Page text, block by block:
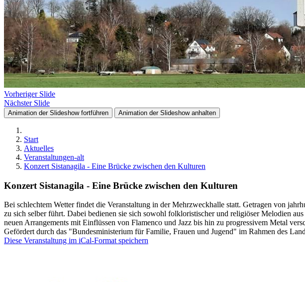
Vorheriger Slide
Nächster Slide
Animation der Slideshow fortführen Animation der Slideshow anhalten
Start
Aktuelles
Veranstaltungen-alt
Konzert Sistanagila - Eine Brücke zwischen den Kulturen
Konzert Sistanagila - Eine Brücke zwischen den Kulturen
Bei schlechtem Wetter findet die Veranstaltung in der Mehrzweckhalle statt. Getragen von
zu sich selber führt. Dabei bedienen sie sich sowohl folkloristischer und religiöser Melodien
neuen Arrangements mit Einflüssen von Flamenco und Jazz bis hin zu progressivem Metal
Gefördert durch das "Bundesministerium für Familie, Frauen und Jugend" im Rahmen des
Diese Veranstaltung im iCal-Format speichern